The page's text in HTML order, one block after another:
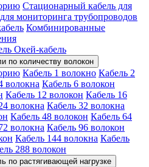
Стационарный кабель для
мониторинга трубопроводов
Комбинированные
Окей-кабель
по количеству волокон
Кабель 1 волокно Кабель 2
волокна Кабель 6 волокон
Кабель 12 волокон Кабель 16
волокна Кабель 32 волокна
Кабель 48 волокон Кабель 64
волокна Кабель 96 волокон
Кабель 144 волокна Кабель
288 волокон
по растягивающей нагрузке